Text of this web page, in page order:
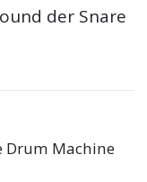
der Snare
Drum Machine